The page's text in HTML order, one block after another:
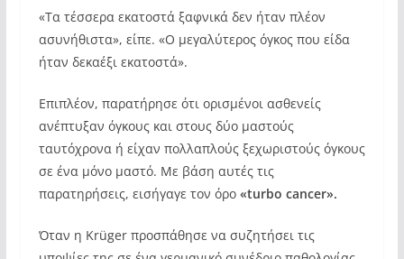
«Τα τέσσερα εκατοστά ξαφνικά δεν ήταν πλέον
ασυνήθιστα», είπε. «Ο μεγαλύτερος όγκος που είδα
ήταν δεκαέξι εκατοστά».
Επιπλέον, παρατήρησε ότι ορισμένοι ασθενείς
ανέπτυξαν όγκους και στους δύο μαστούς
ταυτόχρονα ή είχαν πολλαπλούς ξεχωριστούς όγκους
σε ένα μόνο μαστό. Με βάση αυτές τις
παρατηρήσεις, εισήγαγε τον όρο «turbo cancer».
Όταν η Krüger προσπάθησε να συζητήσει τις